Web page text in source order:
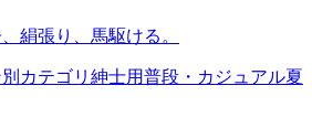
絹張り、馬駆ける。
カテゴリ 紳士用普段・カジュアル夏